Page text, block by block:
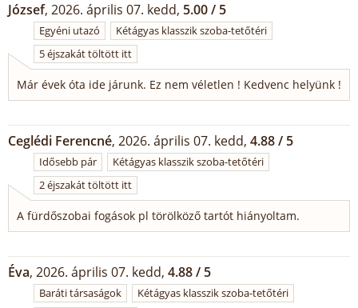
József, 2026. április 07. kedd, 5.00 / 5
Egyéni utazó
Kétágyas klasszik szoba-tetőtéri
5 éjszakát töltött itt
Már évek óta ide járunk. Ez nem véletlen ! Kedvenc helyünk !
Ceglédi Ferencné, 2026. április 07. kedd, 4.88 / 5
Idősebb pár
Kétágyas klasszik szoba-tetőtéri
2 éjszakát töltött itt
A fürdőszobai fogások pl törölköző tartót hiányoltam.
Éva, 2026. április 07. kedd, 4.88 / 5
Baráti társaságok
Kétágyas klasszik szoba-tetőtéri